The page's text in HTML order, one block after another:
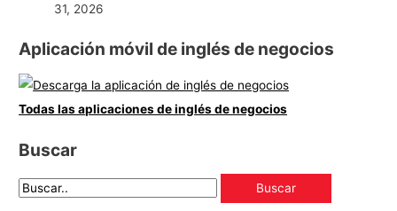
31, 2026
Aplicación móvil de inglés de negocios
Todas las aplicaciones de inglés de negocios
Buscar